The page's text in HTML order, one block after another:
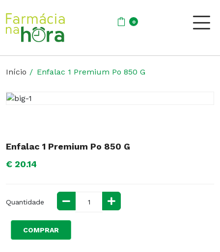
0
Início Enfalac 1 Premium Po 850 G
Enfalac 1 Premium Po 850 G
€ 20.14
Quantidade
COMPRAR